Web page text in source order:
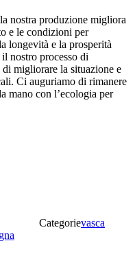
nostra produzione migliora
e le condizioni per
longevità e la prosperità
nostro processo di
migliorare la situazione e
Ci auguriamo di rimanere
mano con l’ecologia per
Categorievasca